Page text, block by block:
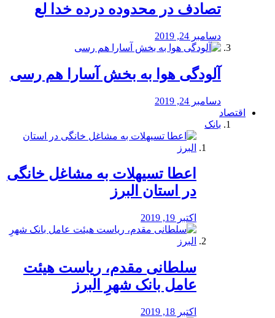
تصادف در محدوده درده خدا لع
دسامبر 24, 2019
آلودگی هوا به بخش آسارا هم رسی
دسامبر 24, 2019
اقتصاد
بانک
️اعطا تسیهلات به مشاغل خانگی
در استان البرز
اکتبر 19, 2019
سلطانی مقدم، ریاست هیئت
عامل بانک شهرِ البرز
اکتبر 18, 2019